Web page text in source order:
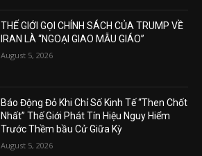
THẾ GIỚI GỌI CHÍNH SÁCH CỦA TRUMP VỀ
IRAN LÀ “NGOẠI GIAO MẪU GIÁO”
August 5, 2026
Báo Động Đỏ Khi Chỉ Số Kinh Tế “Then Chốt
Nhất” Thế Giới Phát Tín Hiệu Nguy Hiểm
Trước Thềm bầu Cử Giữa Kỳ
August 5, 2026